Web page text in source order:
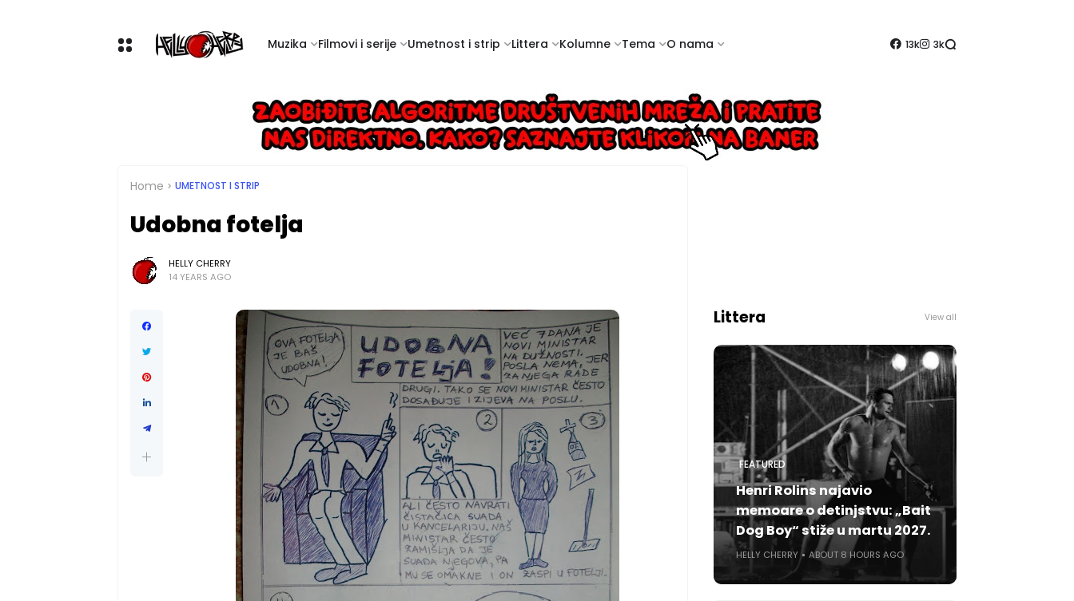
Muzika Filmovi i serije Umetnost i strip Littera Kolumne Tema O nama 13k 3k
Home UMETNOST I STRIP
Udobna fotelja
HELLY CHERRY
14 YEARS AGO
Littera View all
FEATURED
Henri Rolins najavio
memoare o detinjstvu: „Bait
Dog Boy“ stiže u martu 2027.
HELLY CHERRY ABOUT 8 HOURS AGO